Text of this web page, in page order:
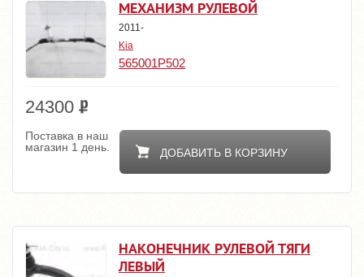
МЕХАНИЗМ РУЛЕВОЙ
2011-
Kia
565001P502
24300
ДОБАВИТЬ В КОРЗИНУ
Поставка в наш
магазин 1 день.
НАКОНЕЧНИК РУЛЕВОЙ ТЯГИ
ЛЕВЫЙ